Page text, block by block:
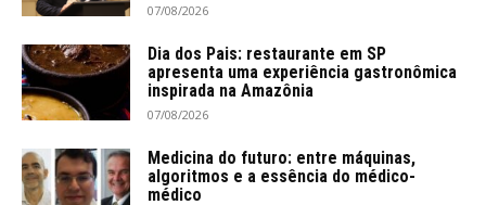
07/08/2026
Dia dos Pais: restaurante em SP
apresenta uma experiência gastronômica
inspirada na Amazônia
07/08/2026
Medicina do futuro: entre máquinas,
algoritmos e a essência do médico-
médico